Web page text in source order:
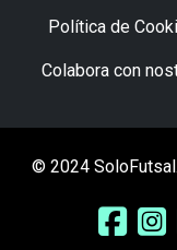
Política de
Colabora con
© 2024